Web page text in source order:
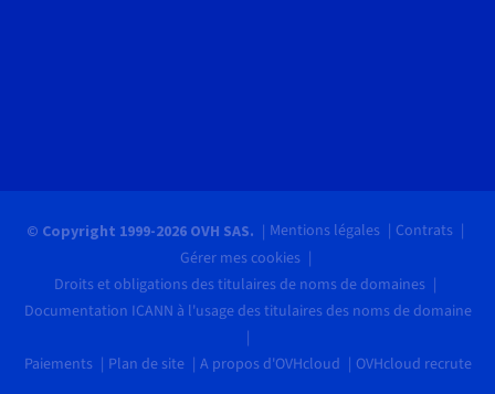
© Copyright 1999-2026 OVH SAS. Mentions légales
Contrats
Gérer mes cookies
Droits et obligations des titulaires de noms de domaines
Documentation ICANN à l'usage des titulaires des noms de domaine
Paiements Plan de site A propos d'OVHcloud OVHcloud recrute